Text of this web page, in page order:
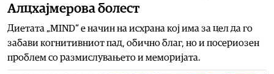
Алцхајмерова болест
Диетата „MIND“ е начин на исхрана кој има за цел да го
забави когнитивниот пад, обично благ, но и посериозен
проблем со размислувањето и меморијата.